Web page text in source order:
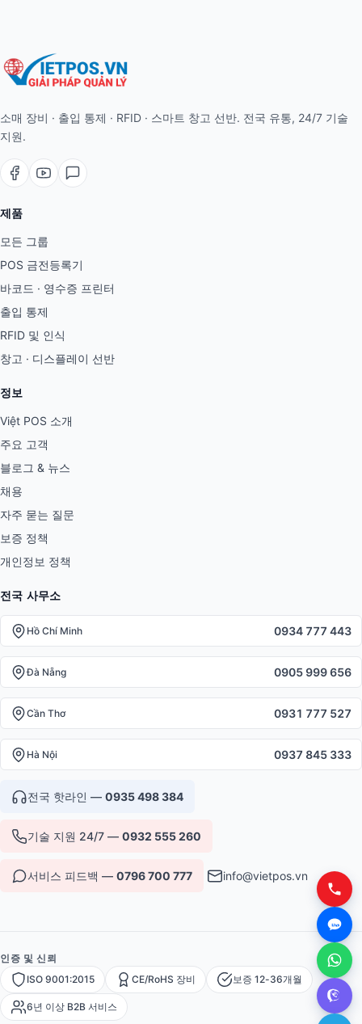
소매 장비 · 출입 통제 · RFID · 스마트 창고 선반. 전국 유통, 24/7 기술
지원.
제품
모든 그룹
POS 금전등록기
바코드 · 영수증 프린터
출입 통제
RFID 및 인식
창고 · 디스플레이 선반
정보
Việt POS 소개
주요 고객
블로그 & 뉴스
채용
자주 묻는 질문
보증 정책
개인정보 정책
전국 사무소
Hồ Chí Minh 0934 777 443
Đà Nẵng 0905 999 656
Cần Thơ 0931 777 527
Hà Nội 0937 845 333
전국 핫라인 — 0935 498 384
기술 지원 24/7 — 0932 555 260
서비스 피드백 — 0796 700 777 info@vietpos.vn
인증 및 신뢰
ISO 9001:2015
CE/RoHS 장비 보증 12-36개월
6년 이상 B2B 서비스